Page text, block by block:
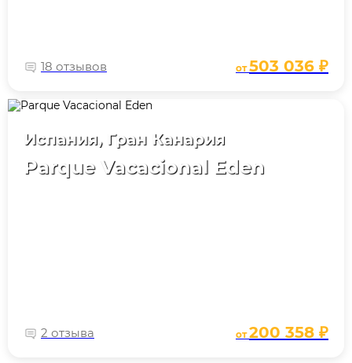
18 отзывов от503 036 ₽
Испания, Гран Канария
Parque Vacacional Eden
2 отзыва от200 358 ₽